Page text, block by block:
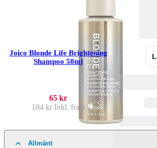
Joico Blonde Life Brightening
Shampoo 50ml
65 kr
104 krInkl. frakt
Allmänt